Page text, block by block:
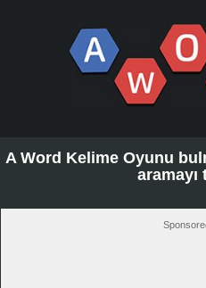
A Word Kelime Oyunu
aramayı